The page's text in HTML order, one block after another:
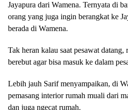
Jayapura dari Wamena. Ternyata di
orang yang juga ingin berangkat ke
berada di Wamena.
Tak heran kalau saat pesawat
berebut agar bisa masuk ke dalam
Lebih jauh Sarif menyampaikan, di
pemasang interior rumah muali dari
dan juga ngecat rumah.